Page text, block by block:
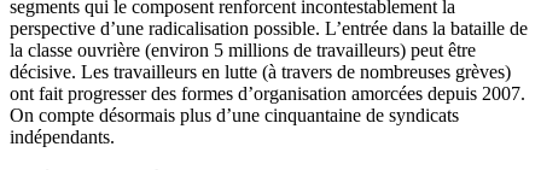
segments qui le composent renforcent incontestablement la
perspective d’une radicalisation possible. L’entrée dans la bataille de
la classe ouvrière (environ 5 millions de travailleurs) peut être
décisive. Les travailleurs en lutte (à travers de nombreuses grèves)
ont fait progresser des formes d’organisation amorcées depuis 2007.
On compte désormais plus d’une cinquantaine de syndicats
indépendants.